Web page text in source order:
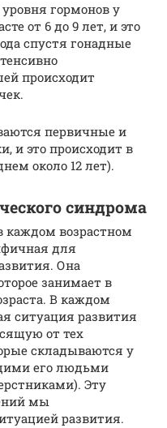
гормонов у
от 6 до 9 лет, и это
спустя гонадные
происходит
первичные и
и это происходит в
около 12 лет).
синдрома
каждом возрастном
для
Она
занимает в
В каждом
ситуация развития
от тех
складываются у
его людьми
Эту
мы
развития.